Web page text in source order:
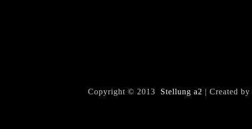
Copyright © 2013 Stellung a2 | Created by